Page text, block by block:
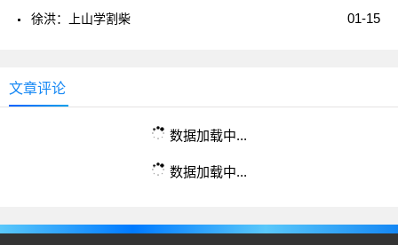
01-15
徐洪：上山学割柴
文章评论
数据加载中...
数据加载中...